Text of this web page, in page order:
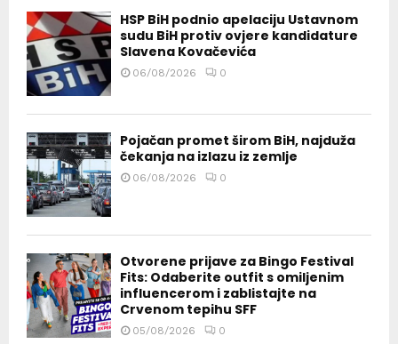
HSP BiH podnio apelaciju Ustavnom
sudu BiH protiv ovjere kandidature
Slavena Kovačevića
06/08/2026 0
Pojačan promet širom BiH, najduža
čekanja na izlazu iz zemlje
06/08/2026 0
Otvorene prijave za Bingo Festival
Fits: Odaberite outfit s omiljenim
influencerom i zablistajte na
Crvenom tepihu SFF
05/08/2026 0